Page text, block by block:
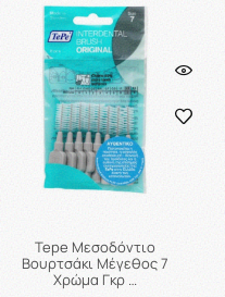
Tepe Μεσοδόντιο
Βουρτσάκι Μέγεθος 7
Χρώμα Γκρ …